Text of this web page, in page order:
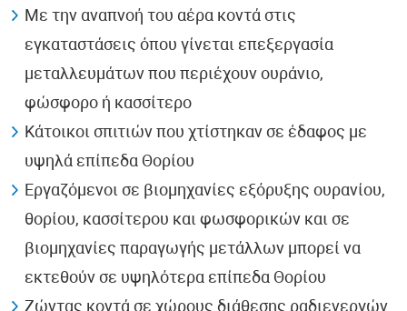
Με την αναπνοή του αέρα κοντά στις
εγκαταστάσεις όπου γίνεται επεξεργασία
μεταλλευμάτων που περιέχουν ουράνιο,
φώσφορο ή κασσίτερο
Κάτοικοι σπιτιών που χτίστηκαν σε έδαφος με
υψηλά επίπεδα Θορίου
Εργαζόμενοι σε βιομηχανίες εξόρυξης ουρανίου,
θορίου, κασσίτερου και φωσφορικών και σε
βιομηχανίες παραγωγής μετάλλων μπορεί να
εκτεθούν σε υψηλότερα επίπεδα Θορίου